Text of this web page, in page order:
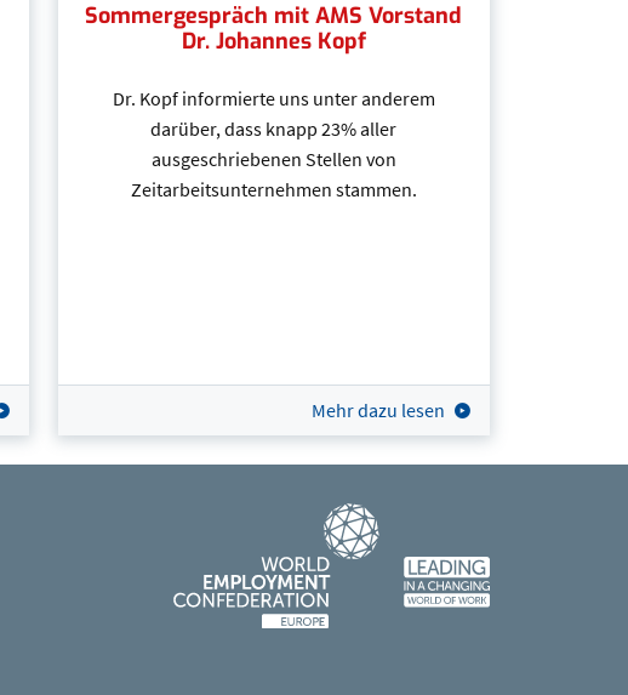
Sommergespräch mit AMS Vorstand
Dr. Johannes Kopf
Dr. Kopf informierte uns unter anderem
darüber, dass knapp 23% aller
ausgeschriebenen Stellen von
Zeitarbeitsunternehmen stammen.
Mehr dazu lesen